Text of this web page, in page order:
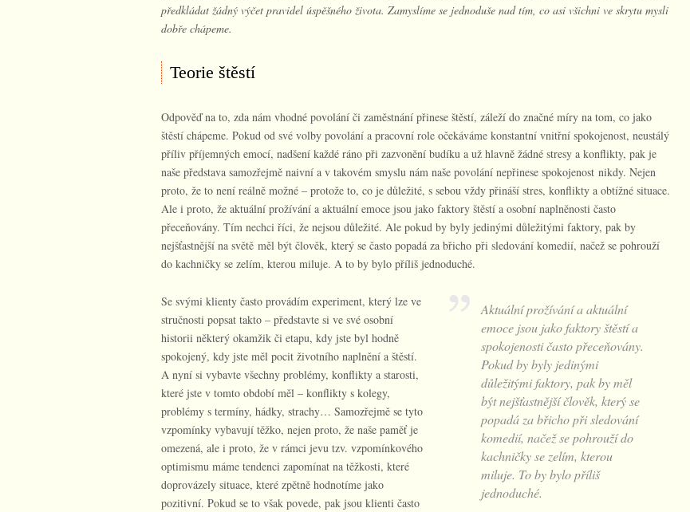
předkládat žádný výčet pravidel úspěšného života. Zamyslíme se jednoduše nad tím, co asi všichni ve skrytu mysli
dobře chápeme.
Teorie štěstí
Odpověď na to, zda nám vhodné povolání či zaměstnání přinese štěstí, záleží do značné míry na tom, co jako
štěstí chápeme. Pokud od své volby povolání a pracovní role očekáváme konstantní vnitřní spokojenost, neustálý
příliv příjemných emocí, nadšení každé ráno při zazvonění budíku a už hlavně žádné stresy a konflikty, pak je
naše představa samozřejmě naivní a v takovém smyslu nám naše povolání nepřinese spokojenost nikdy. Nejen
proto, že to není reálně možné – protože to, co je důležité, s sebou vždy přináší stres, konflikty a obtížné situace.
Ale i proto, že aktuální prožívání a aktuální emoce jsou jako faktory štěstí a osobní naplněnosti často
přeceňovány. Tím nechci říci, že nejsou důležité. Ale pokud by byly jedinými důležitými faktory, pak by
nejšťastnější na světě měl být člověk, který se často popadá za břicho při sledování komedií, načež se pohrouží
do kachničky se zelím, kterou miluje. A to by bylo příliš jednoduché.
Aktuální prožívání a aktuální
emoce jsou jako faktory štěstí a
spokojenosti často přeceňovány.
Pokud by byly jedinými
důležitými faktory, pak by měl
být nejšťastnější člověk, který se
popadá za břicho při sledování
komedií, načež se pohrouží do
kachničky se zelím, kterou
miluje. To by bylo příliš
jednoduché.
Se svými klienty často provádím experiment, který lze ve
stručnosti popsat takto – představte si ve své osobní
historii některý okamžik či etapu, kdy jste byl hodně
spokojený, kdy jste měl pocit životního naplnění a štěstí.
A nyní si vybavte všechny problémy, konflikty a starosti,
které jste v tomto období měl – konflikty s kolegy,
problémy s termíny, hádky, strachy… Samozřejmě se tyto
vzpomínky vybavují těžko, nejen proto, že naše paměť je
omezená, ale i proto, že v rámci jevu tzv. vzpomínkového
optimismu máme tendenci zapomínat na těžkosti, které
doprovázely situace, které zpětně hodnotíme jako
pozitivní. Pokud se to však povede, pak jsou klienti často